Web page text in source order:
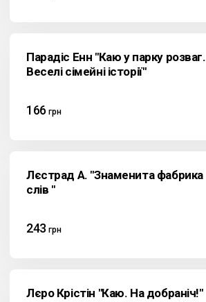
Парадіс Енн "Каю у парку розваг.
Веселі сімейні історії"
166 грн
Лєстрад А. "Знаменита фабрика
слів "
243 грн
Лєро Крістін "Каю. На добраніч!"